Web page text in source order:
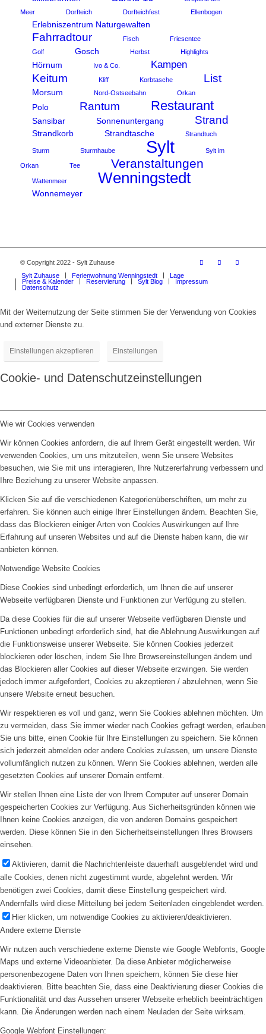
Meer
Dorfteich Dorfteichfest Ellenbogen
Erlebniszentrum Naturgewalten
Fahrradtour Fisch
Friesentee
Golf
Gosch Herbst Highlights
Hörnum Ivo & Co. Kampen
Keitum Kliff Korbtasche List
Morsum Nord-Ostseebahn Orkan
Polo Rantum Restaurant
Sansibar Sonnenuntergang Strand
Strandkorb Strandtasche Strandtuch
Sturm Sturmhaube Sylt Sylt im
Orkan Tee Veranstaltungen
Wattenmeer Wenningstedt
Wonnemeyer
© Copyright 2022 - Sylt Zuhause
Sylt Zuhause
Ferienwohnung Wenningstedt
Lage
Preise & Kalender
Reservierung Sylt Blog
Impressum
Datenschutz
Mit der Weiternutzung der Seite stimmen Sie der Verwendung von Cookies
und externer Dienste zu.
Einstellungen akzeptieren Einstellungen
Cookie- und Datenschutzeinstellungen
Wie wir Cookies verwenden
Wir können Cookies anfordern, die auf Ihrem Gerät eingestellt werden. Wir
verwenden Cookies, um uns mitzuteilen, wenn Sie unsere Websites
besuchen, wie Sie mit uns interagieren, Ihre Nutzererfahrung verbessern und
Ihre Beziehung zu unserer Website anpassen.
Klicken Sie auf die verschiedenen Kategorienüberschriften, um mehr zu
erfahren. Sie können auch einige Ihrer Einstellungen ändern. Beachten Sie,
dass das Blockieren einiger Arten von Cookies Auswirkungen auf Ihre
Erfahrung auf unseren Websites und auf die Dienste haben kann, die wir
anbieten können.
Notwendige Website Cookies
Diese Cookies sind unbedingt erforderlich, um Ihnen die auf unserer
Webseite verfügbaren Dienste und Funktionen zur Verfügung zu stellen.
Da diese Cookies für die auf unserer Webseite verfügbaren Dienste und
Funktionen unbedingt erforderlich sind, hat die Ablehnung Auswirkungen auf
die Funktionsweise unserer Webseite. Sie können Cookies jederzeit
blockieren oder löschen, indem Sie Ihre Browsereinstellungen ändern und
das Blockieren aller Cookies auf dieser Webseite erzwingen. Sie werden
jedoch immer aufgefordert, Cookies zu akzeptieren / abzulehnen, wenn Sie
unsere Website erneut besuchen.
Wir respektieren es voll und ganz, wenn Sie Cookies ablehnen möchten. Um
zu vermeiden, dass Sie immer wieder nach Cookies gefragt werden, erlauben
Sie uns bitte, einen Cookie für Ihre Einstellungen zu speichern. Sie können
sich jederzeit abmelden oder andere Cookies zulassen, um unsere Dienste
vollumfänglich nutzen zu können. Wenn Sie Cookies ablehnen, werden alle
gesetzten Cookies auf unserer Domain entfernt.
Wir stellen Ihnen eine Liste der von Ihrem Computer auf unserer Domain
gespeicherten Cookies zur Verfügung. Aus Sicherheitsgründen können wie
Ihnen keine Cookies anzeigen, die von anderen Domains gespeichert
werden. Diese können Sie in den Sicherheitseinstellungen Ihres Browsers
einsehen.
Aktivieren, damit die Nachrichtenleiste dauerhaft ausgeblendet wird und
alle Cookies, denen nicht zugestimmt wurde, abgelehnt werden. Wir
benötigen zwei Cookies, damit diese Einstellung gespeichert wird.
Andernfalls wird diese Mitteilung bei jedem Seitenladen eingeblendet werden.
Hier klicken, um notwendige Cookies zu aktivieren/deaktivieren.
Andere externe Dienste
Wir nutzen auch verschiedene externe Dienste wie Google Webfonts, Google
Maps und externe Videoanbieter. Da diese Anbieter möglicherweise
personenbezogene Daten von Ihnen speichern, können Sie diese hier
deaktivieren. Bitte beachten Sie, dass eine Deaktivierung dieser Cookies die
Funktionalität und das Aussehen unserer Webseite erheblich beeinträchtigen
kann. Die Änderungen werden nach einem Neuladen der Seite wirksam.
Google Webfont Einstellungen: